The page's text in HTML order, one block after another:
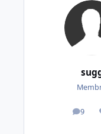
9
posts